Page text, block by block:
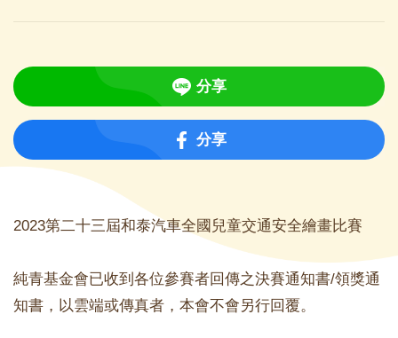
分享
分享
2023第二十三屆和泰汽車全國兒童交通安全繪畫比賽
純青基金會已收到各位參賽者回傳之決賽通知書/領獎通
知書，以雲端或傳真者，本會不會另行回覆。